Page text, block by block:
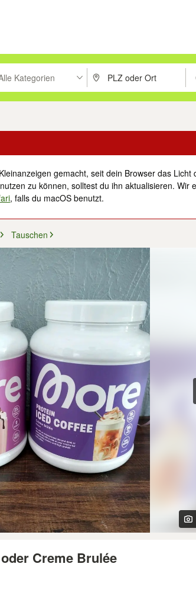
zu suchen, oder Vorschläge mit den
Kategorien PLZ oder Ort eingeben.
gemacht, seit dein Browser das
zu können, solltest du ihn aktualisieren. Wir
, falls du macOS benutzt.
Tauschen
Creme Brulée